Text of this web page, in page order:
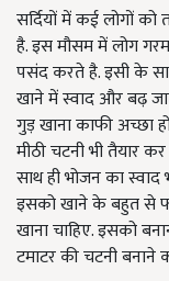
सर्दियों में कई लोगों
है. इस मौसम में लोग
पसंद करते है. इसी के
खाने में स्वाद और बढ़
गुड़ खाना काफी अच्छा
मीठी चटनी भी तैयार
साथ ही भोजन का स्वाद
इसको खाने के बहुत से
खाना चाहिए. इसको
टमाटर की चटनी बनाने